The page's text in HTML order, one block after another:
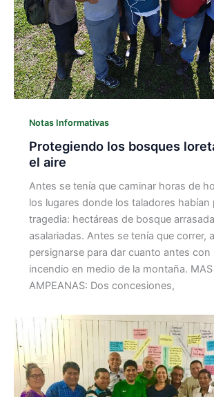
Notas Informativas
Protegiendo los bosques
el aire
Antes se tenía que caminar horas de
los lugares donde los taladores habían
tragedia: hectáreas de bosque
asalariadas. Antes se tenía que correr,
persignarse para dar cuanto antes
incendio en medio de la montaña. MAS
AMPEANAS: Dos concesiones,